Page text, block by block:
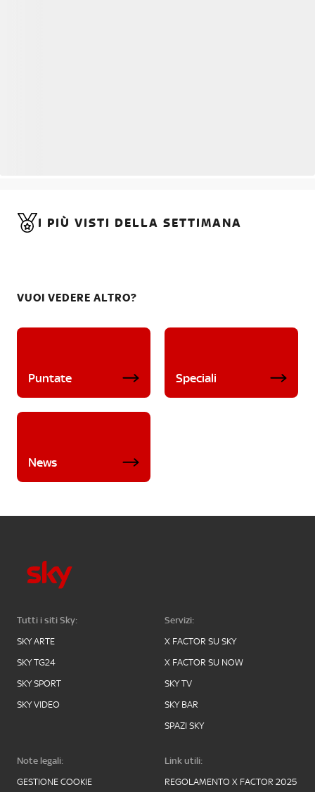
I PIÙ VISTI DELLA SETTIMANA
VUOI VEDERE ALTRO?
Puntate Speciali
News
Tutti i siti Sky:
SKY ARTE
SKY TG24
SKY SPORT
SKY VIDEO
Servizi:
X FACTOR SU SKY
X FACTOR SU NOW
SKY TV
SKY BAR
SPAZI SKY
Note legali:
GESTIONE COOKIE
Link utili:
REGOLAMENTO X FACTOR 2025